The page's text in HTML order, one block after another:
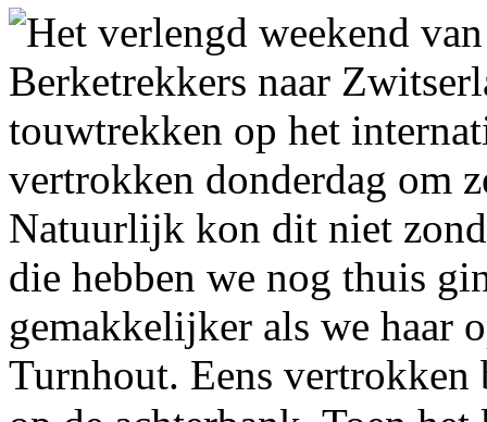
Het verlengd weekend
Berketrekkers naar
touwtrekken op het
vertrokken donderdag om
Natuurlijk kon dit niet
die hebben we nog thuis
gemakkelijker als we haar
Turnhout. Eens vertrokken